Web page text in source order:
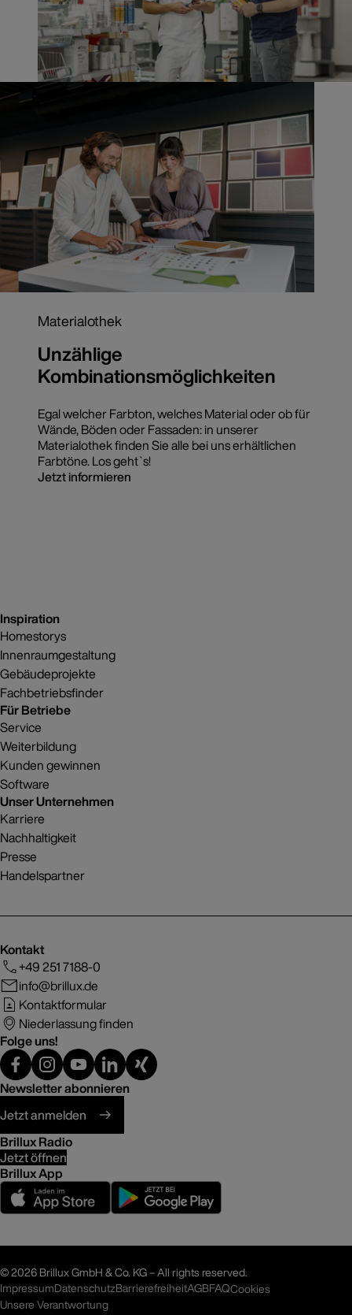
Materialothek
Unzählige
Kombinationsmöglichkeiten
Egal welcher Farbton, welches Material oder ob für
Wände, Böden oder Fassaden: in unserer
Materialothek finden Sie alle bei uns erhältlichen
Farbtöne. Los geht`s!
Jetzt informieren
Inspiration
Homestorys
Innenraumgestaltung
Gebäudeprojekte
Fachbetriebsfinder
Für Betriebe
Service
Weiterbildung
Kunden gewinnen
Software
Unser Unternehmen
Karriere
Nachhaltigkeit
Presse
Handelspartner
Kontakt
+49 251 7188-0
info@brillux.de
Kontaktformular
Niederlassung finden
Folge uns!
Newsletter abonnieren
Jetzt anmelden
Brillux Radio
Jetzt öffnen
Brillux App
©2026 Brillux GmbH & Co. KG – All rights reserved.
ImpressumDatenschutzBarrierefreiheitAGBFAQCookies
Unsere Verantwortung